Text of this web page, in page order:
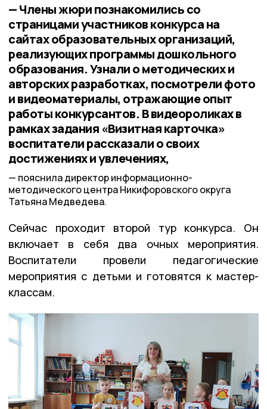
— Члены жюри познакомились со
страницами участников конкурса на
сайтах образовательных организаций,
реализующих программы дошкольного
образования. Узнали о методических и
авторских разработках, посмотрели фото
и видеоматериалы, отражающие опыт
работы конкурсантов. В видеороликах в
рамках задания «Визитная карточка»
воспитатели рассказали о своих
достижениях и увлечениях,
пояснила директор информационно-
методического центра Никифоровского округа
Татьяна Медведева.
Сейчас проходит второй тур конкурса. Он
включает в себя два очных мероприятия.
Воспитатели провели педагогические
мероприятия с детьми и готовятся к мастер-
классам.